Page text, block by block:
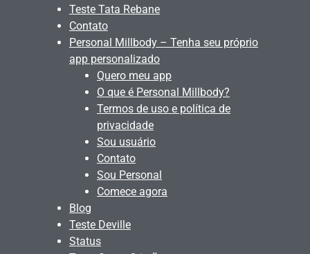
Teste Tata Rebane
Contato
Personal Millbody – Tenha seu próprio
app personalizado
Quero meu app
O que é Personal Millbody?
Termos de uso e política de
privacidade
Sou usuário
Contato
Sou Personal
Comece agora
Blog
Teste Deville
Status